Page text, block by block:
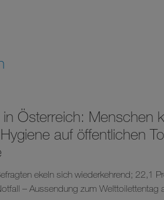
in Österreich: Menschen
auf öffentlichen
ekeln sich wiederkehrend; 22,1
– Aussendung zum